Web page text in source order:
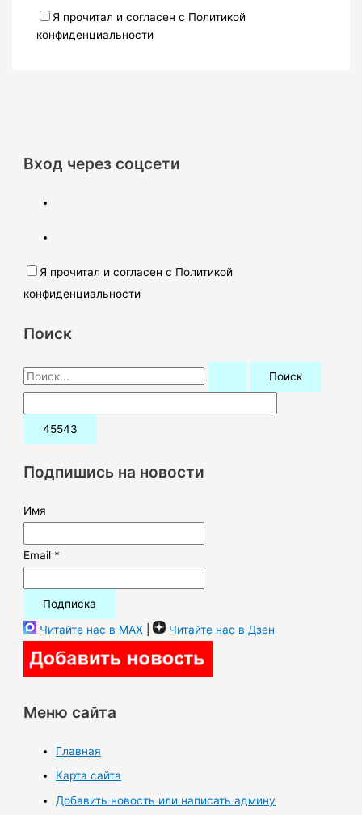
Я прочитал и согласен с Политикой
конфиденциальности
Вход через соцсети
Я прочитал и согласен с Политикой
конфиденциальности
Поиск
П
о
и
:Подпишись на новости
Имя
Email *
Читайте нас в MAX | Читайте нас в Дзен
Меню сайта
Главная
Карта сайта
Добавить новость или написать админу